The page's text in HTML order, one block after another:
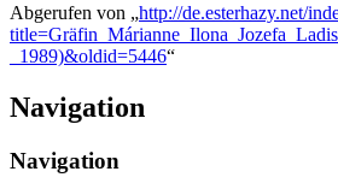
Abgerufen von „http://de.esterhazy.net/
_1989)&oldid=5446“
Navigation
Navigation